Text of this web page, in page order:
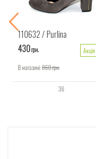
110632 Purlina
430грн.
В магазині:860грн.
36